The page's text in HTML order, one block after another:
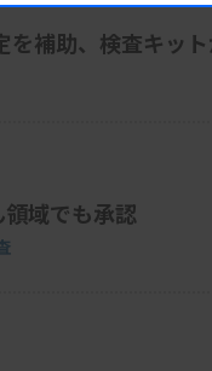
補助、検査キッ
域でも承認